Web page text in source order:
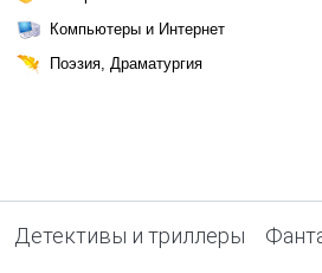
Компьютеры и Интернет
Поэзия, Драматургия
Детективы и триллеры